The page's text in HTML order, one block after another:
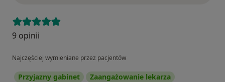
9 opinii
Najczęściej wymieniane przez pacjentów
Przyjazny gabinet
Zaangażowanie lekarza